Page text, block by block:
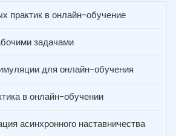
практик в онлайн-обучение
задачами
для онлайн-обучения
в онлайн-обучении
асинхронного наставничества